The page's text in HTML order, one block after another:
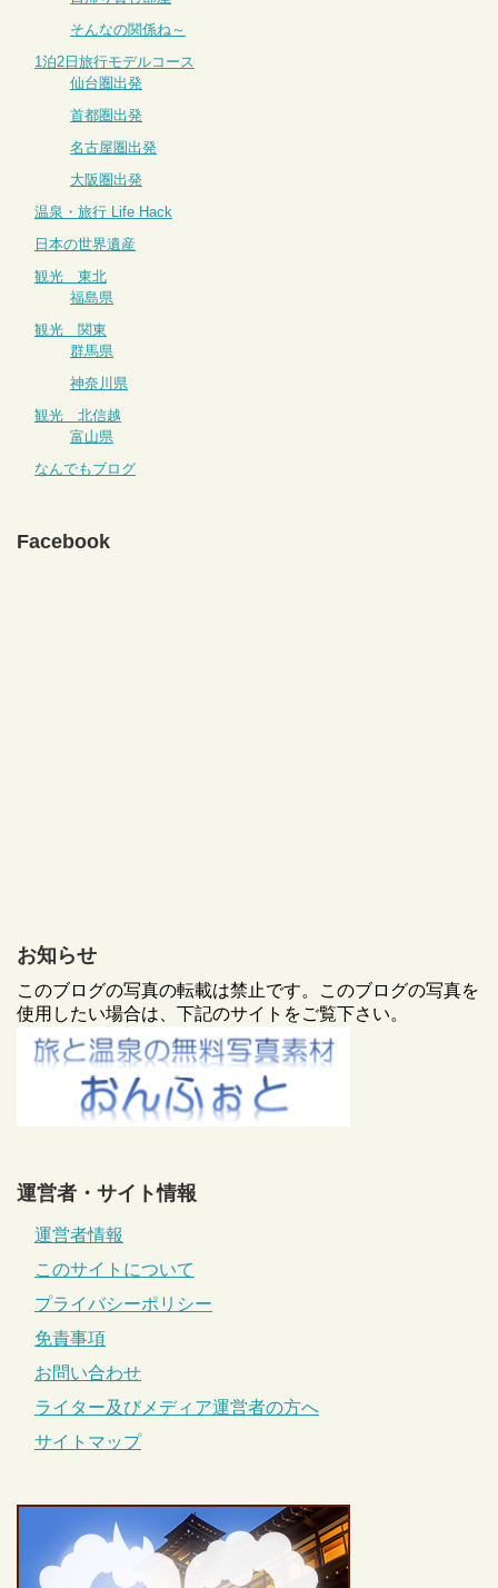
そんなの関係ね～
1泊2日旅行モデルコース
仙台圏出発
首都圏出発
名古屋圏出発
大阪圏出発
温泉・旅行 Life Hack
日本の世界遺産
観光 東北
福島県
観光 関東
群馬県
神奈川県
観光 北信越
富山県
なんでもブログ
Facebook
お知らせ
このブログの写真の転載は禁止です。このブログの写真を
使用したい場合は、下記のサイトをご覧下さい。
運営者・サイト情報
運営者情報
このサイトについて
プライバシーポリシー
免責事項
お問い合わせ
ライター及びメディア運営者の方へ
サイトマップ